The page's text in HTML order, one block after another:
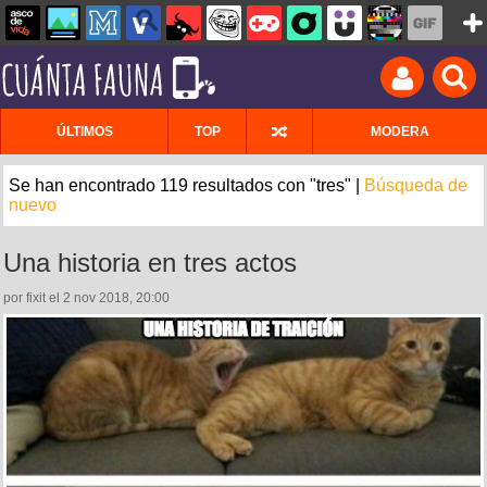
ÚLTIMOS TOP MODERA
Se han encontrado 119 resultados con "tres" |
Búsqueda de
nuevo
Una historia en tres actos
por fixit el 2 nov 2018, 20:00